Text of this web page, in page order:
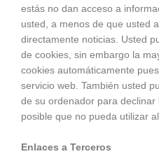
estás no dan acceso a
usted, a menos de que usted
directamente noticias. Usted
de cookies, sin embargo la
cookies automáticamente
servicio web. También usted
de su ordenador para
posible que no pueda utilizar
Enlaces a Terceros